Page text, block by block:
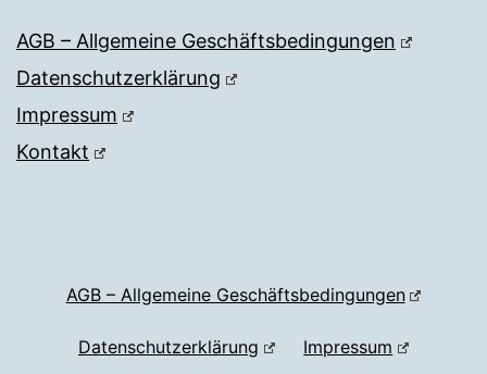
AGB – Allgemeine Geschäftsbedingungen
Datenschutzerklärung
Impressum
Kontakt
AGB – Allgemeine Geschäftsbedingungen
Datenschutzerklärung Impressum